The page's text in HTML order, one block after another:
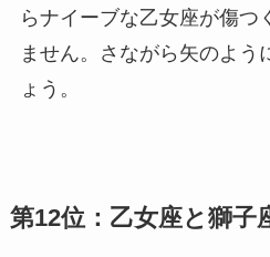
らナイーブな乙女座が傷つ
ません。さながら矢のよう
ょう。
第12位：乙女座と獅子